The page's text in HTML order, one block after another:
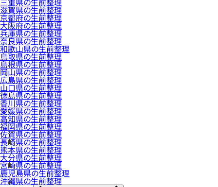
滋賀県の生前整理
京都府の生前整理
大阪府の生前整理
兵庫県の生前整理
奈良県の生前整理
和歌山県の生前整理
鳥取県の生前整理
島根県の生前整理
岡山県の生前整理
広島県の生前整理
山口県の生前整理
徳島県の生前整理
香川県の生前整理
愛媛県の生前整理
高知県の生前整理
福岡県の生前整理
佐賀県の生前整理
長崎県の生前整理
熊本県の生前整理
大分県の生前整理
宮崎県の生前整理
鹿児島県の生前整理
沖縄県の生前整理